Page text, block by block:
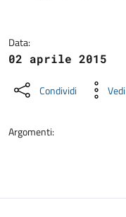
Data:
02 aprile 2015
Condividi
Argomenti: